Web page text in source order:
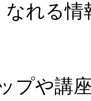
なれる
プや講